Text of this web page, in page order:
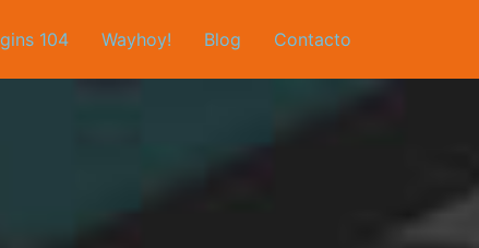
104 Wayhoy! Blog Contacto